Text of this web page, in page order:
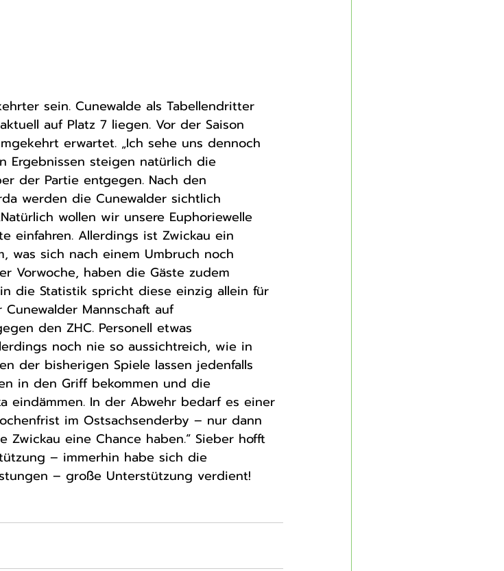
sein. Cunewalde als Tabellendritter
auf Platz 7 liegen. Vor der Saison
erwartet. „Ich sehe uns dennoch
Ergebnissen steigen natürlich die
der Partie entgegen. Nach den
werden die Cunewalder sichtlich
wollen wir unsere Euphoriewelle
einfahren. Allerdings ist Zwickau ein
was sich nach einem Umbruch noch
Vorwoche, haben die Gäste zudem
die Statistik spricht diese einzig allein für
Mannschaft auf
den ZHC. Personell etwas
noch nie so aussichtreich, wie in
der bisherigen Spiele lassen jedenfalls
in den Griff bekommen und die
eindämmen. In der Abwehr bedarf es einer
im Ostsachsenderby – nur dann
eine Chance haben.“ Sieber hofft
– immerhin habe sich die
– große Unterstützung verdient!